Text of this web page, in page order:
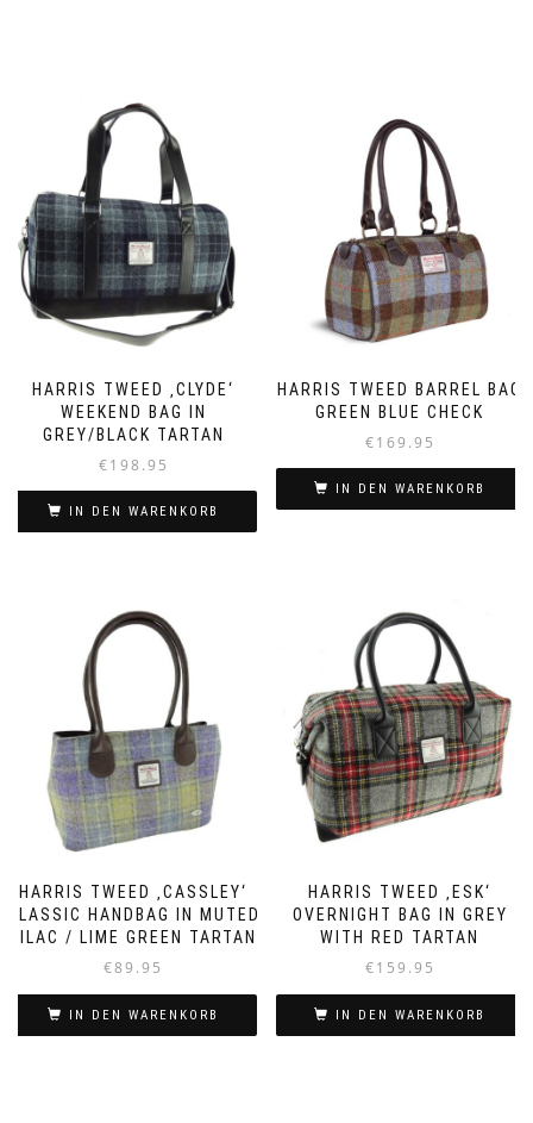
HARRIS TWEED ‚CLYDE‘
WEEKEND BAG IN
GREY/BLACK TARTAN
€198.95
IN DEN WARENKORB
HARRIS TWEED BARREL BAG
GREEN BLUE CHECK
€169.95
IN DEN WARENKORB
HARRIS TWEED ‚CASSLEY‘
CLASSIC HANDBAG IN MUTED
LILAC / LIME GREEN TARTAN
€89.95
IN DEN WARENKORB
HARRIS TWEED ‚ESK‘
OVERNIGHT BAG IN GREY
WITH RED TARTAN
€159.95
IN DEN WARENKORB